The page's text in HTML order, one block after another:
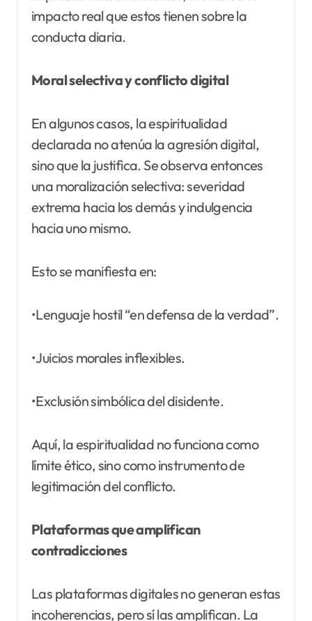
impacto real que estos tienen sobre la
conducta diaria.
Moral selectiva y conflicto digital
En algunos casos, la espiritualidad
declarada no atenúa la agresión digital,
sino que la justifica. Se observa entonces
una moralización selectiva: severidad
extrema hacia los demás y indulgencia
hacia uno mismo.
Esto se manifiesta en:
•Lenguaje hostil “en defensa de la verdad”.
•Juicios morales inflexibles.
•Exclusión simbólica del disidente.
Aquí, la espiritualidad no funciona como
límite ético, sino como instrumento de
legitimación del conflicto.
Plataformas que amplifican
contradicciones
Las plataformas digitales no generan estas
incoherencias, pero sí las amplifican. La